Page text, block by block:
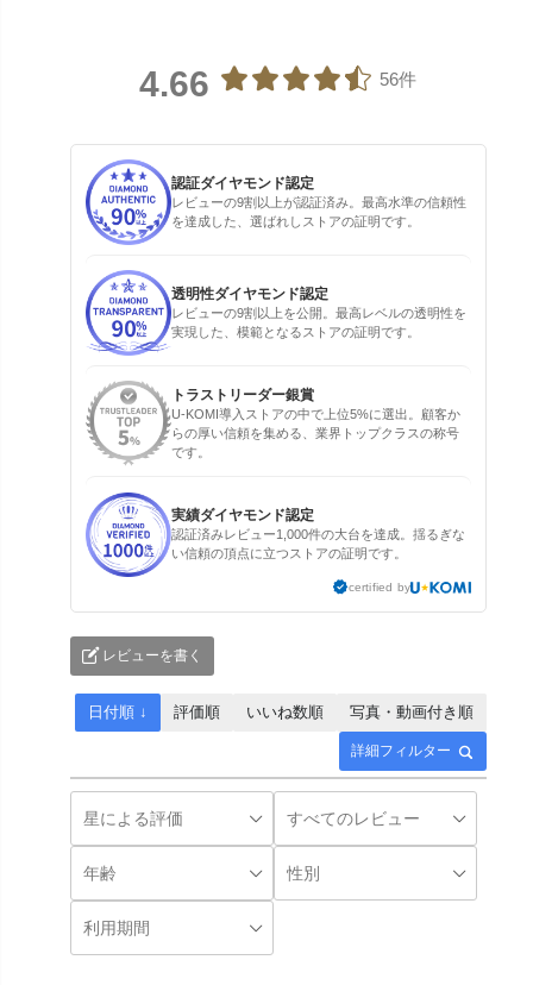
4.66 56件
認証ダイヤモンド認定
レビューの9割以上が認証済み。最高水準の信頼性
を達成した、選ばれしストアの証明です。
透明性ダイヤモンド認定
レビューの9割以上を公開。最高レベルの透明性を
実現した、模範となるストアの証明です。
トラストリーダー銀賞
U-KOMI導入ストアの中で上位5%に選出。顧客か
らの厚い信頼を集める、業界トップクラスの称号
です。
実績ダイヤモンド認定
認証済みレビュー1,000件の大台を達成。揺るぎな
い信頼の頂点に立つストアの証明です。
certified by
レビューを書く
詳細フィルター
日付順 ↓ 評価順 いいね数順 写真・動画付き順